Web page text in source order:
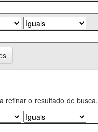
refinar o resultado de busca.